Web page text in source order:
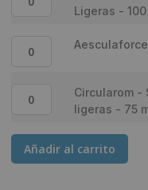
Ligeras - 100
Circularom -
ligeras - 75
Añadir al carrito